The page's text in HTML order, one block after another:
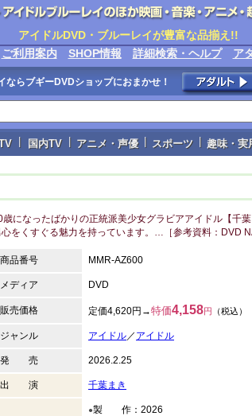
アイドルDVD・ブルーレイが豊富な品揃え!!
ご利用案内 SHOP情報 詳細検索・ヘルプ ア
ならブギーDVDショップにおまかせ！
| 国内TV | アニメ・声優 | スポーツ | 趣味・実
歳になったばかりの正統派美少女グラビアアイドル【
をくすぐる魅力を持っています。…［参考資料：DVD
商品番号 MMR-AZ600
メディア DVD
販売価格 定価4,620円→特価4,158円 （税込）
ジャンル アイドル／ アイドル
発 売 2026.2.25
出 演 千葉まき
●製 作：2026